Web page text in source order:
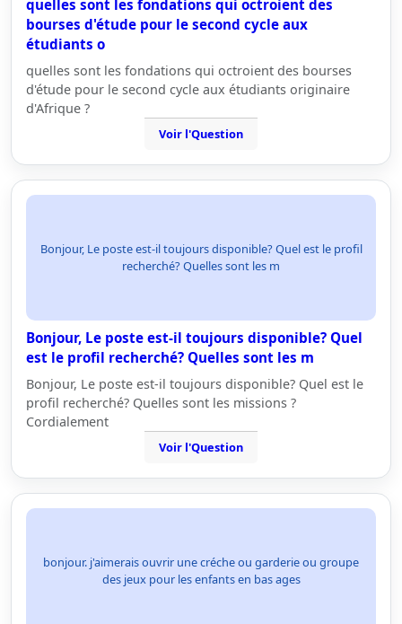
quelles sont les fondations qui octroient des
bourses d'étude pour le second cycle aux
étudiants o
quelles sont les fondations qui octroient des bourses
d'étude pour le second cycle aux étudiants originaire
d'Afrique ?
Voir l'Question
Bonjour, Le poste est-il toujours disponible? Quel est le profil
recherché? Quelles sont les m
Bonjour, Le poste est-il toujours disponible? Quel
est le profil recherché? Quelles sont les m
Bonjour, Le poste est-il toujours disponible? Quel est le
profil recherché? Quelles sont les missions ?
Cordialement
Voir l'Question
bonjour. j'aimerais ouvrir une créche ou garderie ou groupe
des jeux pour les enfants en bas ages